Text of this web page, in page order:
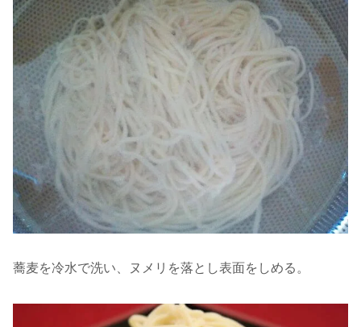
蕎麦を冷水で洗い、ヌメリを落とし表面をしめる。